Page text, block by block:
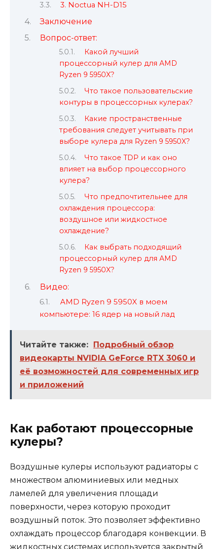
3. Noctua NH-D15
Заключение
Вопрос-ответ:
Какой лучший
процессорный кулер для AMD
Ryzen 9 5950X?
Что такое пользовательские
контуры в процессорных кулерах?
Какие пространственные
требования следует учитывать при
выборе кулера для Ryzen 9 5950X?
Что такое TDP и как оно
влияет на выбор процессорного
кулера?
Что предпочтительнее для
охлаждения процессора:
воздушное или жидкостное
охлаждение?
Как выбрать подходящий
процессорный кулер для AMD
Ryzen 9 5950X?
Видео:
AMD Ryzen 9 5950X в моем
компьютере: 16 ядер на новый лад
Читайте также:
Подробный обзор
видеокарты NVIDIA GeForce RTX 3060 и
её возможностей для современных игр
и приложений
Как работают процессорные
кулеры?
Воздушные кулеры используют радиаторы с
множеством алюминиевых или медных
ламелей для увеличения площади
поверхности, через которую проходит
воздушный поток. Это позволяет эффективно
охлаждать процессор благодаря конвекции. В
жидкостных системах используется закрытый